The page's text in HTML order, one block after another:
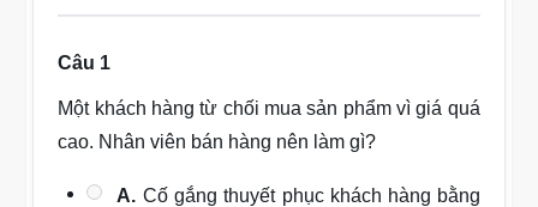
Câu 1
Một khách hàng từ chối mua sản phẩm vì giá quá
cao. Nhân viên bán hàng nên làm gì?
A. Cố gắng thuyết phục khách hàng bằng